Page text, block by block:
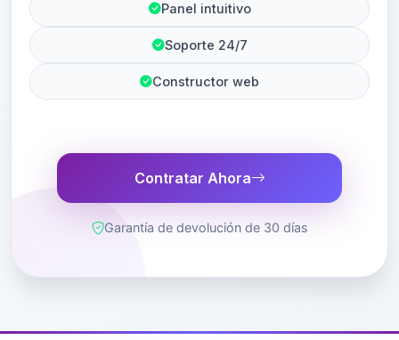
Panel intuitivo
Soporte 24/7
Constructor web
Contratar Ahora
Garantía de devolución de 30 días